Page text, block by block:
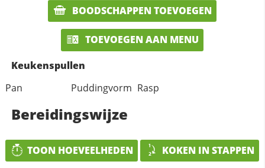
BOODSCHAPPEN TOEVOEGEN
TOEVOEGEN AAN MENU
Keukenspullen
Pan
Puddingvorm Rasp
Bereidingswijze
TOON HOEVEELHEDEN KOKEN IN STAPPEN